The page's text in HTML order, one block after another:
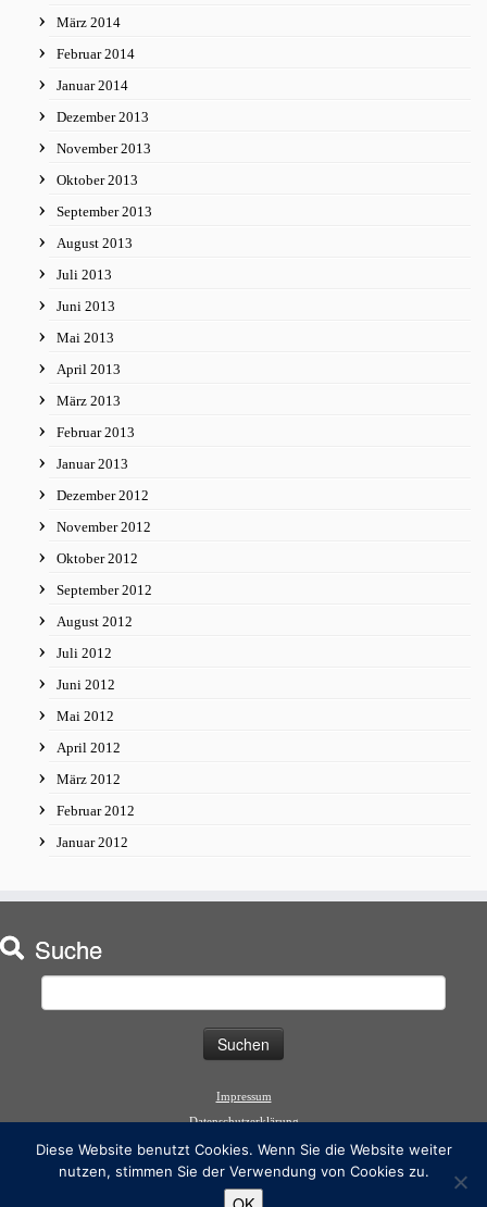
März 2014
Februar 2014
Januar 2014
Dezember 2013
November 2013
Oktober 2013
September 2013
August 2013
Juli 2013
Juni 2013
Mai 2013
April 2013
März 2013
Februar 2013
Januar 2013
Dezember 2012
November 2012
Oktober 2012
September 2012
August 2012
Juli 2012
Juni 2012
Mai 2012
April 2012
März 2012
Februar 2012
Januar 2012
Suche
Impressum
Datenschutzerklärung
Diese Website benutzt Cookies. Wenn Sie die Website weiter
nutzen, stimmen Sie der Verwendung von Cookies zu.